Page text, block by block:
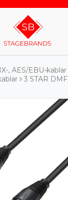
, AES/EBU-kablar
3 STAR DMF